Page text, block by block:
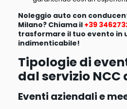
Noleggio auto con
Milano? Chiama il +39
trasformare il tuo evento in
indimenticabile!
Tipologie di
dal servizio NCC
Eventi aziendali e